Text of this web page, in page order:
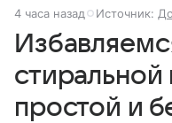
4 часа назад Источник:
простой и